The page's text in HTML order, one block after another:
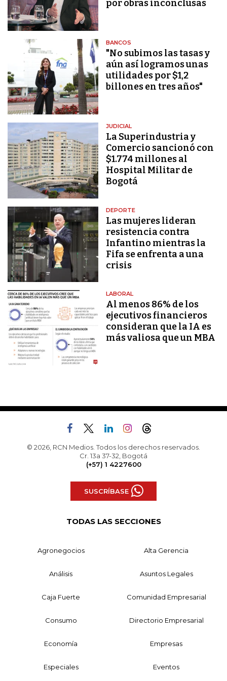
por obras inconclusas
BANCOS
"No subimos las tasas y
aún así logramos unas
utilidades por $1,2
billones en tres años"
JUDICIAL
La Superindustria y
Comercio sancionó con
$1.774 millones al
Hospital Militar de
Bogotá
DEPORTE
Las mujeres lideran
resistencia contra
Infantino mientras la
Fifa se enfrenta a una
crisis
LABORAL
Al menos 86% de los
ejecutivos financieros
consideran que la IA es
más valiosa que un MBA
© 2026, RCN Medios. Todos los derechos reservados.
Cr. 13a 37-32, Bogotá
(+57) 1 4227600
SUSCRÍBASE
TODAS LAS SECCIONES
Agronegocios Alta Gerencia
Análisis Asuntos Legales
Caja Fuerte Comunidad Empresarial
Consumo Directorio Empresarial
Economía Empresas
Especiales Eventos